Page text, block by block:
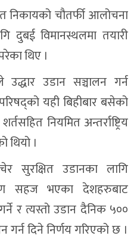
निकायको चौतर्फी आलोचना
दुबई विमानस्थलमा तयारी
थिए ।
उद्धार उडान सञ्चालन गर्न
यही बिहीबार बसेको
नियमित अन्तर्राष्ट्रिय
थियो ।
सुरक्षित उडानका लागि
सहज भएका देशहरुबाट
र त्यस्तो उडान दैनिक ५००
गर्न दिने निर्णय गरिएको छ ।